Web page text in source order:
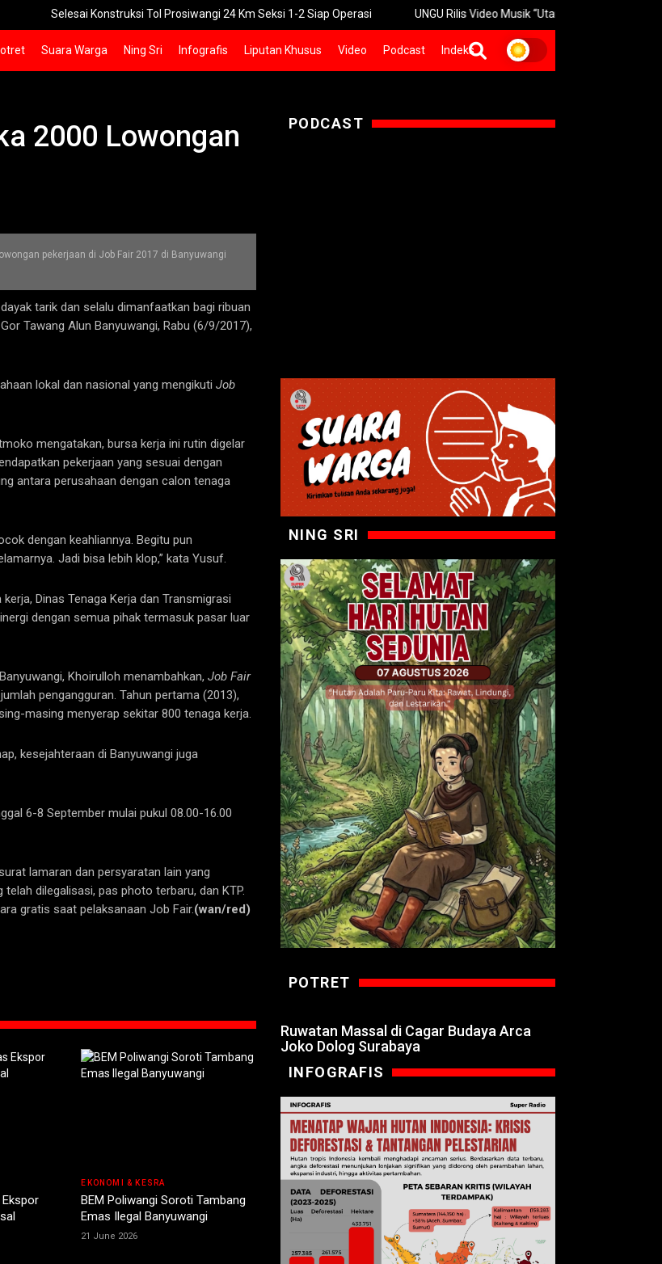
Selesai Konstruksi Tol Prosiwangi 24 Km Seksi 1-2 Siap Operasi UNGU Rilis Video Musik “Utara-Selatan” Sambut Konser 30
Suara Warga Ning Sri Infografis Liputan Khusus Video Podcast Indeks
2000 Lowongan
pekerjaan di Job Fair 2017 di Banyuwangi
tarik dan selalu dimanfaatkan bagi ribuan
Tawang Alun Banyuwangi, Rabu (6/9/2017),
lokal dan nasional yang mengikuti Job
mengatakan, bursa kerja ini rutin digelar
pekerjaan yang sesuai dengan
antara perusahaan dengan calon tenaga
dengan keahliannya. Begitu pun
Jadi bisa lebih klop,” kata Yusuf.
Dinas Tenaga Kerja dan Transmigrasi
dengan semua pihak termasuk pasar luar
Khoirulloh menambahkan, Job Fair
pengangguran. Tahun pertama (2013),
masing menyerap sekitar 800 tenaga kerja.
kesejahteraan di Banyuwangi juga
6-8 September mulai pukul 08.00-16.00
lamaran dan persyaratan lain yang
dilegalisasi, pas photo terbaru, dan KTP.
gratis saat pelaksanaan Job Fair.(wan/red)
EKONOMI & KESRA
BEM Poliwangi Soroti Tambang
Emas Ilegal Banyuwangi
21 June 2026
PODCAST
NING SRI
POTRET
Ruwatan Massal di Cagar Budaya Arca
Joko Dolog Surabaya
INFOGRAFIS